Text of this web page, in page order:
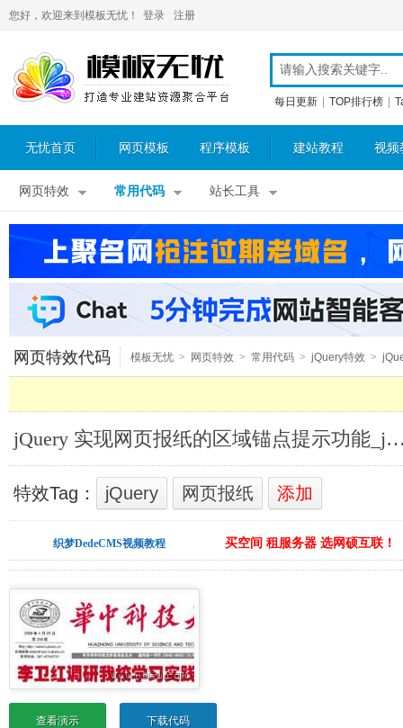
您好，欢迎来到模板无忧！ 登录 注册
每日更新 TOP排行榜
无忧首页 网页模板 程序模板 建站教程 视频
网页特效 常用代码 站长工具
网页特效代码 模板无忧 > 网页特效 > 常用代码 > jQuery特效 >
其他特效 > jQuery链接提示 >
jQuery 实现网页报纸的区域锚点提示
特效Tag： jQuery 网页报纸 添加
织梦DedeCMS视频教程 买空间 租服务器 选网硕互联！
查看演示 下载代码